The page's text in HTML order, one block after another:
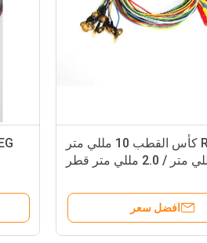
REP21 EEG كأس القطب 10 مللي متر
حجم 1.2 مللي متر / 2.0 مللي متر قطر
افضل سعر